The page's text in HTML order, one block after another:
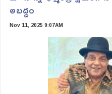
అబద్దం
Nov 11, 2025 9:07AM